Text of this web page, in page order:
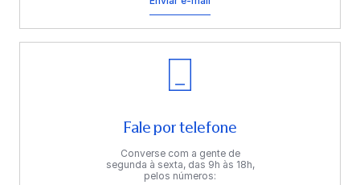
Fale por telefone
Converse com a gente de
segunda à sexta, das 9h às 18h,
pelos números: